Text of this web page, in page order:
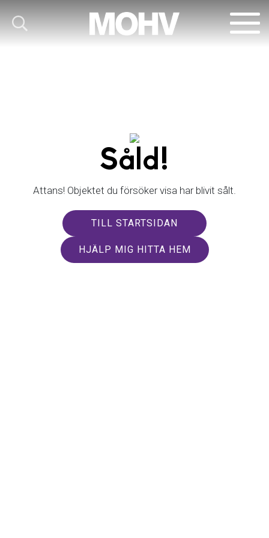
Såld!
Attans! Objektet du försöker visa har blivit sålt.
TILL STARTSIDAN
HJÄLP MIG HITTA HEM